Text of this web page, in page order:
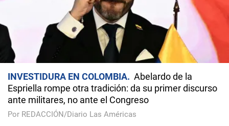
INVESTIDURA EN COLOMBIA
Abelardo de la
Espriella rompe otra tradición: da su primer discurso
ante militares, no ante el Congreso
Por REDACCIÓN/Diario Las Américas